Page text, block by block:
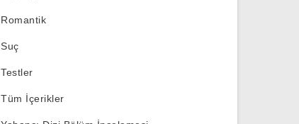
Romantik
Suç
Testler
Tüm İçerikler